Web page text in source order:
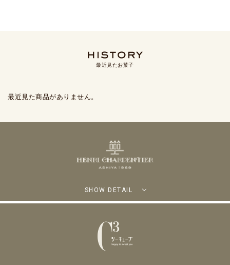
最近見たお菓子
最近見た商品がありません。
SHOW DETAIL